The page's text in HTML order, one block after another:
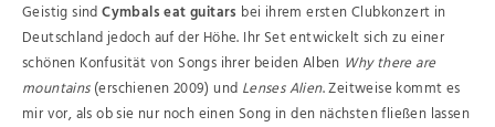
Geistig sindCymbals eat guitars bei ihrem ersten Clubkonzert in
Deutschland jedoch auf der Höhe. Ihr Set entwickelt sich zu einer
schönen Konfusität von Songs ihrer beiden Alben Why there are
mountains(erschienen 2009) und Lenses Alien. Zeitweise kommt es
mir vor, als ob sie nur noch einen Song in den nächsten fließen lassen